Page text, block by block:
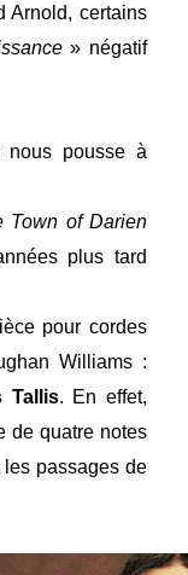
Arnold, certains
» négatif
nous pousse à
Town of Darien
plus tard
pour cordes
Williams :
Tallis. En effet,
de quatre notes
passages de